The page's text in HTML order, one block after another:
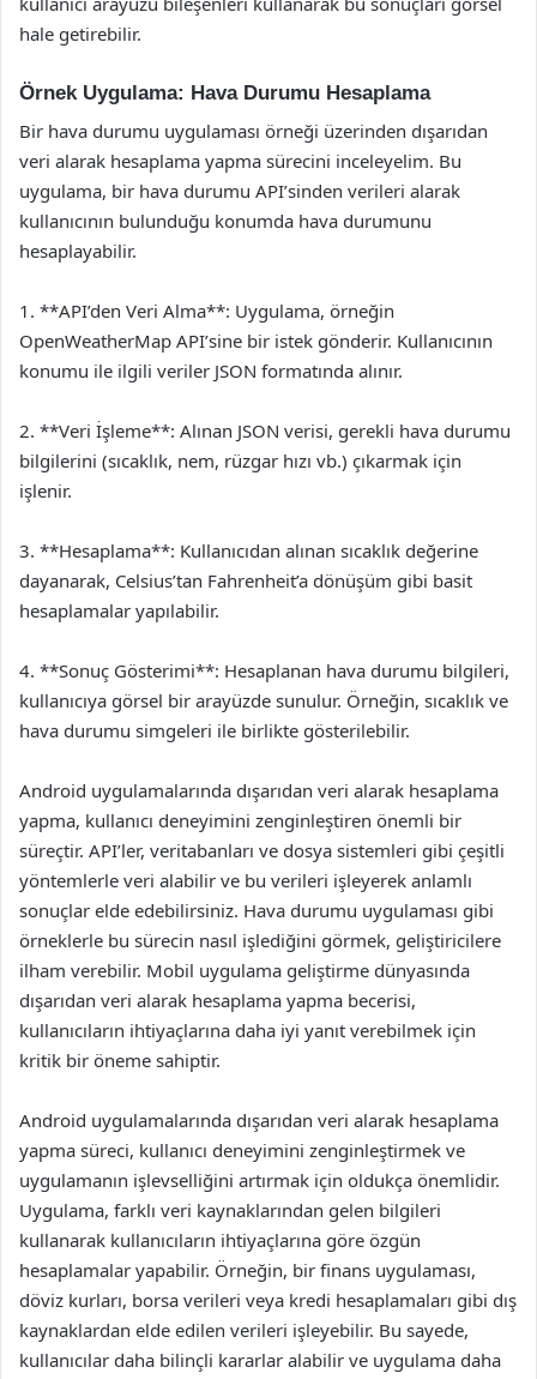
hale getirebilir.
Örnek Uygulama: Hava Durumu Hesaplama
Bir hava durumu uygulaması örneği üzerinden dışarıdan
veri alarak hesaplama yapma sürecini inceleyelim. Bu
uygulama, bir hava durumu API’sinden verileri alarak
kullanıcının bulunduğu konumda hava durumunu
hesaplayabilir.
1. **API’den Veri Alma**: Uygulama, örneğin
OpenWeatherMap API’sine bir istek gönderir. Kullanıcının
konumu ile ilgili veriler JSON formatında alınır.
2. **Veri İşleme**: Alınan JSON verisi, gerekli hava durumu
bilgilerini (sıcaklık, nem, rüzgar hızı vb.) çıkarmak için
işlenir.
3. **Hesaplama**: Kullanıcıdan alınan sıcaklık değerine
dayanarak, Celsius’tan Fahrenheit’a dönüşüm gibi basit
hesaplamalar yapılabilir.
4. **Sonuç Gösterimi**: Hesaplanan hava durumu bilgileri,
kullanıcıya görsel bir arayüzde sunulur. Örneğin, sıcaklık ve
hava durumu simgeleri ile birlikte gösterilebilir.
Android uygulamalarında dışarıdan veri alarak hesaplama
yapma, kullanıcı deneyimini zenginleştiren önemli bir
süreçtir. API’ler, veritabanları ve dosya sistemleri gibi çeşitli
yöntemlerle veri alabilir ve bu verileri işleyerek anlamlı
sonuçlar elde edebilirsiniz. Hava durumu uygulaması gibi
örneklerle bu sürecin nasıl işlediğini görmek, geliştiricilere
ilham verebilir. Mobil uygulama geliştirme dünyasında
dışarıdan veri alarak hesaplama yapma becerisi,
kullanıcıların ihtiyaçlarına daha iyi yanıt verebilmek için
kritik bir öneme sahiptir.
Android uygulamalarında dışarıdan veri alarak hesaplama
yapma süreci, kullanıcı deneyimini zenginleştirmek ve
uygulamanın işlevselliğini artırmak için oldukça önemlidir.
Uygulama, farklı veri kaynaklarından gelen bilgileri
kullanarak kullanıcıların ihtiyaçlarına göre özgün
hesaplamalar yapabilir. Örneğin, bir finans uygulaması,
döviz kurları, borsa verileri veya kredi hesaplamaları gibi dış
kaynaklardan elde edilen verileri işleyebilir. Bu sayede,
kullanıcılar daha bilinçli kararlar alabilir ve uygulama daha